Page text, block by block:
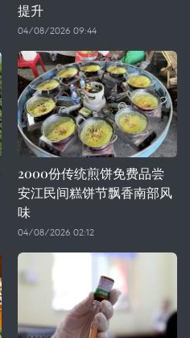
提升
04/08/2026 09:44
2000份传统煎饼免费品尝
安江民间糕饼节飘香南部风
味
04/08/2026 02:12